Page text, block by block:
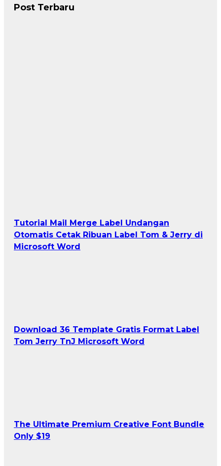
Post Terbaru
Tutorial Mail Merge Label Undangan
Otomatis Cetak Ribuan Label Tom & Jerry di
Microsoft Word
Download 36 Template Gratis Format Label
Tom Jerry TnJ Microsoft Word
The Ultimate Premium Creative Font Bundle
Only $19